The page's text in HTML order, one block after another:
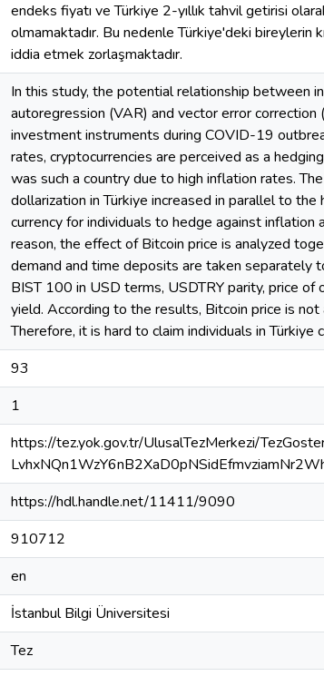
endeks fiyatı ve Türkiye 2-yıllık tahvil getirisi
olmamaktadır. Bu nedenle Türkiye'deki
iddia etmek zorlaşmaktadır.
In this study, the potential relationship between
autoregression (VAR) and vector error
investment instruments during COVID-19
rates, cryptocurrencies are perceived as a
was such a country due to high inflation rates.
dollarization in Türkiye increased in parallel to
currency for individuals to hedge against
reason, the effect of Bitcoin price is analyzed
demand and time deposits are taken separately
BIST 100 in USD terms, USDTRY parity, price
yield. According to the results, Bitcoin price is
Therefore, it is hard to claim individuals in
93
1
https://tez.yok.gov.tr/UlusalTezMerkezi/
https://hdl.handle.net/11411/9090
910712
en
İstanbul Bilgi Üniversitesi
Tez